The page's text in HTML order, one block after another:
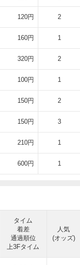
120円 2
160円 1
320円 2
100円 1
150円 2
150円 3
210円 1
600円 1
タイム
着差
通過順位
上3Fタイム
人気
(オッズ)